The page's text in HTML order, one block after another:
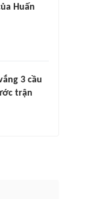
Huấn
3 cầu
trận